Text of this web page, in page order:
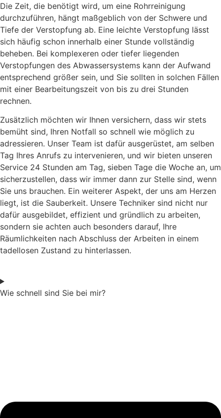
Die Zeit, die benötigt wird, um eine Rohrreinigung
durchzuführen, hängt maßgeblich von der Schwere und
Tiefe der Verstopfung ab. Eine leichte Verstopfung lässt
sich häufig schon innerhalb einer Stunde vollständig
beheben. Bei komplexeren oder tiefer liegenden
Verstopfungen des Abwassersystems kann der Aufwand
entsprechend größer sein, und Sie sollten in solchen Fällen
mit einer Bearbeitungszeit von bis zu drei Stunden
rechnen.
Zusätzlich möchten wir Ihnen versichern, dass wir stets
bemüht sind, Ihren Notfall so schnell wie möglich zu
adressieren. Unser Team ist dafür ausgerüstet, am selben
Tag Ihres Anrufs zu intervenieren, und wir bieten unseren
Service 24 Stunden am Tag, sieben Tage die Woche an, um
sicherzustellen, dass wir immer dann zur Stelle sind, wenn
Sie uns brauchen. Ein weiterer Aspekt, der uns am Herzen
liegt, ist die Sauberkeit. Unsere Techniker sind nicht nur
dafür ausgebildet, effizient und gründlich zu arbeiten,
sondern sie achten auch besonders darauf, Ihre
Räumlichkeiten nach Abschluss der Arbeiten in einem
tadellosen Zustand zu hinterlassen.
Wie schnell sind Sie bei mir?